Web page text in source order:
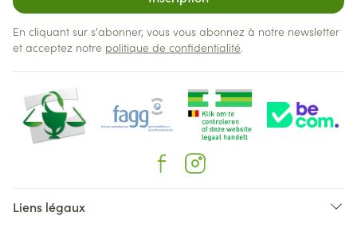
En cliquant sur s'abonner, vous vous abonnez à notre newsletter
et acceptez notre politique de confidentialité.
Liens légaux